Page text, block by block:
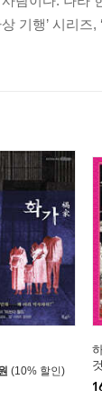
상 기행’ 시리
(10% 할인)